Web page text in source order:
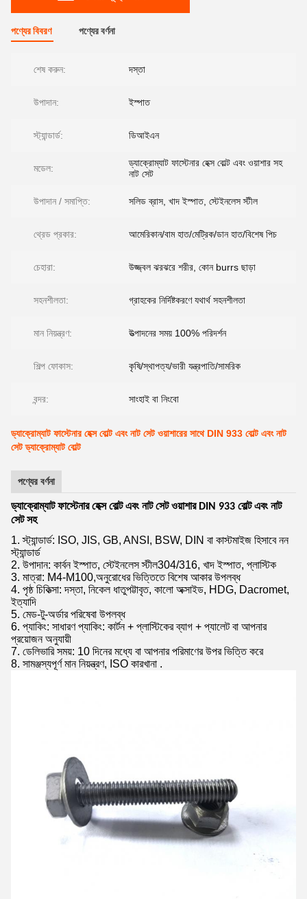
পণ্যের বিবরণ পণ্যের বর্ণনা
শেষ করুন: দস্তা
উপাদান: ইস্পাত
স্ট্যান্ডার্ড: ডিআইএন
মডেল:
ড্যাক্রোম্যাট ফাস্টেনার হেক্স বোল্ট এবং ওয়াশার সহ
নাট সেট
উপাদান / সমাপ্তি: সলিড ব্রাস, খাদ ইস্পাত, স্টেইনলেস স্টীল
থ্রেড প্রকার: আমেরিকান/বাম হাত/মেট্রিক/ডান হাত/বিশেষ পিচ
চেহারা: উজ্জ্বল ঝরঝরে শরীর, কোন burrs ছাড়া
সহনশীলতা: গ্রাহকের নির্দিষ্টকরণে যথার্থ সহনশীলতা
মান নিয়ন্ত্রণ: উত্পাদনের সময় 100% পরিদর্শন
শিল্প ফোকাস: কৃষি/স্থাপত্য/ভারী যন্ত্রপাতি/সামরিক
বন্দর: সাংহাই বা নিংবো
ড্যাক্রোম্যাট ফাস্টেনার হেক্স বোল্ট এবং নাট সেট ওয়াশারের সাথে DIN 933 বোল্ট এবং নাট
সেট ড্যাক্রোম্যাট বোল্ট
পণ্যের বর্ণনা
ড্যাক্রোম্যাট ফাস্টেনার হেক্স বোল্ট এবং নাট সেট ওয়াশার DIN 933 বোল্ট এবং নাট
সেট সহ
1. স্ট্যান্ডার্ড: ISO, JIS, GB, ANSI, BSW, DIN বা কাস্টমাইজ হিসাবে নন
স্ট্যান্ডার্ড
2. উপাদান: কার্বন ইস্পাত, স্টেইনলেস স্টীল304/316, খাদ ইস্পাত, প্লাস্টিক
3. মাত্রা: M4-M100,অনুরোধের ভিত্তিতে বিশেষ আকার উপলব্ধ
4. পৃষ্ঠ চিকিত্সা: দস্তা, নিকেল ধাতুপট্টাবৃত, কালো অক্সাইড, HDG, Dacromet,
ইত্যাদি
5. মেড-টু-অর্ডার পরিষেবা উপলব্ধ
6. প্যাকিং: সাধারণ প্যাকিং: কার্টন + প্লাস্টিকের ব্যাগ + প্যালেট বা আপনার
প্রয়োজন অনুযায়ী
7. ডেলিভারি সময়: 10 দিনের মধ্যে বা আপনার পরিমাণের উপর ভিত্তি করে
8. সামঞ্জস্যপূর্ণ মান নিয়ন্ত্রণ, ISO কারখানা .